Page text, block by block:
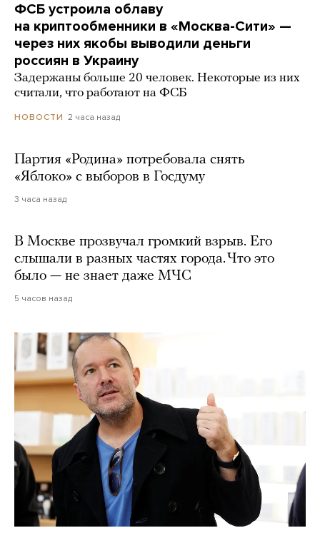
ФСБ устроила облаву
на криптообменники в «Москва-Сити» —
через них якобы выводили деньги
россиян в Украину
Задержаны больше 20 человек. Некоторые из них
считали, что работают на ФСБ
НОВОСТИ 2 часа назад
Партия «Родина» потребовала снять
«Яблоко» с выборов в Госдуму
3 часа назад
В Москве прозвучал громкий взрыв. Его
слышали в разных частях города. Что это
было — не знает даже МЧС
5 часов назад